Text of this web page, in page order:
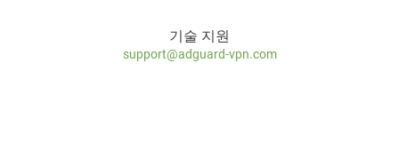
기술 지원
support@adguard-vpn.com